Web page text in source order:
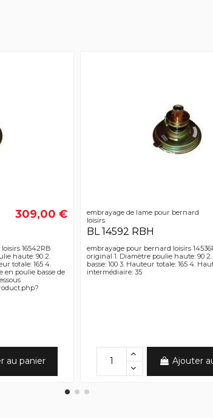
309,00 €
16542RB
haute: 90 2.
totale: 165 4.
en poulie basse de
au panier
embrayage de lame pour bernard
loisirs
BL 14592 RBH
embrayage pour bernard loisirs
original 1. Diamètre poulie haute: 90
basse: 100 3. Hauteur totale: 165 4.
intermédiaire: 35
Ajouter